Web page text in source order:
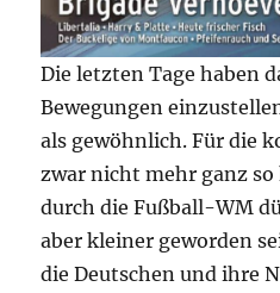
Die letzten Tage haben
Bewegungen
als gewöhnlich. Für die
zwar nicht mehr ganz
durch die Fußball-WM
aber kleiner geworden
die Deutschen und ihre